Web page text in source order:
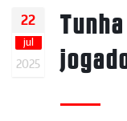
22
jul
2025